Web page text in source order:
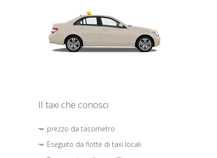
Il taxi che conosci
prezzo da tassimetro
Eseguito da flotte di taxi locali